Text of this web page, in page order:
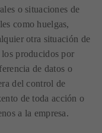
o situaciones de
como huelgas,
otra situación de
producidos por
de datos o
del control de
de toda acción o
a la empresa.